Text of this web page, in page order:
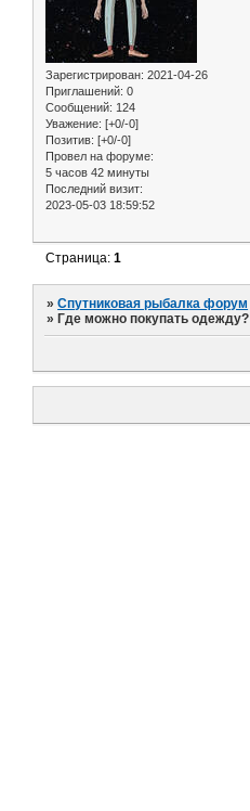
Зарегистрирован: 2021-04-26
Приглашений: 0
Сообщений: 124
Уважение: [+0/-0]
Позитив: [+0/-0]
Провел на форуме:
5 часов 42 минуты
Последний визит:
2023-05-03 18:59:52
Страница:1
»Спутниковая рыбалка форум
»Где можно покупать одежду?